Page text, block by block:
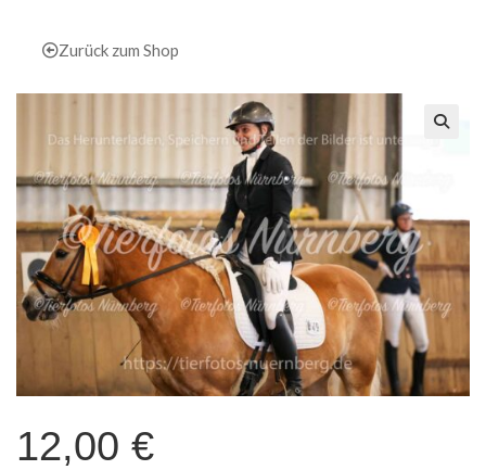
Zurück zum Shop
12,00 €